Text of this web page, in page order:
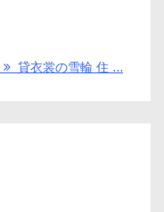
貸衣裳の雪輪 住 ...